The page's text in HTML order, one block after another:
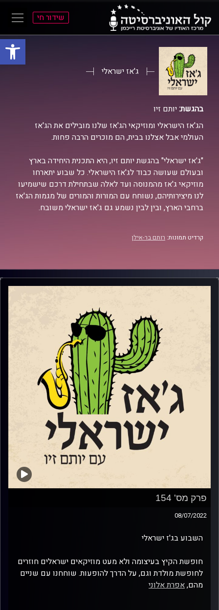
פתח
שידור חי
ג'אז ישראלי
בהגשת:יותם זיו
הג'אז הישראלי ומוזיקאי הג'אז שלנו מובילים את הג'אז
העולמי אבל אצלנו בבית, הם מוכרים הרבה פחות.
"ג'אז ישראלי" בהגשת יותם זיו, היא התכנית היחידה בארץ
ובעולם שעושה כבוד לג'אז הישראלי. כל שבוע יתארחו
מוזיקאי ג'אז מהמנוסה ועד לאלה שבתחילת דרכם שישמיעו
לנו מיצירותיהם, נשוחח עם המורות והמורים של מגמות הג'אז
ברחבי הארץ, ובין לבין נשמע גם ג'אז ישראלי משובח.
קרדיט תמונות: רותם בר-אילן
פרק מס' 154
08/07/2022
השבוע בג'ז ישראלי
חופשת הקיץ בעיצומה ולא מעט מוזיקאים ישראלים חוזרים
לחופשת מולדת וגם, על הדרך להופעות. שוחחנו עם שניים
מהם,אפרת אלוני